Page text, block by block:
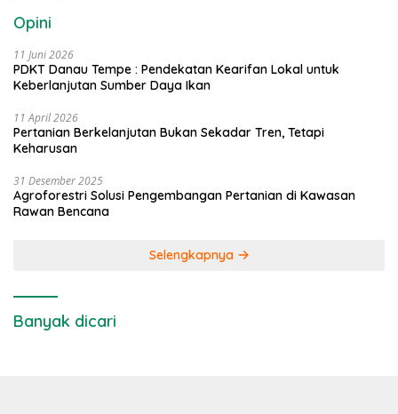
Opini
11 Juni 2026
PDKT Danau Tempe : Pendekatan Kearifan Lokal untuk
Keberlanjutan Sumber Daya Ikan
11 April 2026
Pertanian Berkelanjutan Bukan Sekadar Tren, Tetapi
Keharusan
31 Desember 2025
Agroforestri Solusi Pengembangan Pertanian di Kawasan
Rawan Bencana
Selengkapnya
Banyak dicari